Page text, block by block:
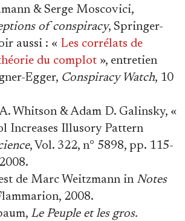
& Serge Moscovici,
of conspiracy, Springer-
aussi : « Les corrélats de
du complot », entretien
Egger, Conspiracy Watch, 10
Whitson & Adam D. Galinsky, «
Increases Illusory Pattern
, Vol. 322, n° 5898, pp. 115-
de Marc Weitzmann in Notes
2008.
Le Peuple et les gros.